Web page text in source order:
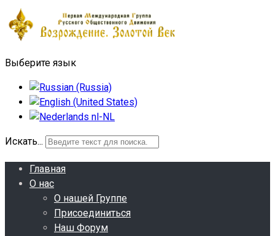
Выберите язык
Искать...
Главная
О нас
О нашей Группе
Присоединиться
Наш Форум